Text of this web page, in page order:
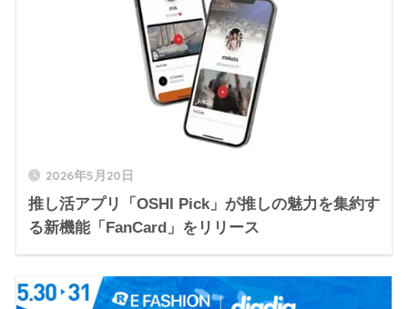
2026年5月20日
推し活アプリ「OSHI Pick」が推しの魅力を集約す
る新機能「FanCard」をリリース